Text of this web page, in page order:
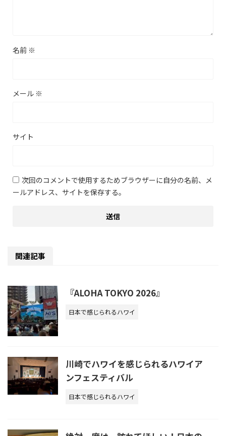
名前 ※
メール ※
サイト
次回のコメントで使用するためブラウザーに自分の名前、メ
ールアドレス、サイトを保存する。
関連記事
『ALOHA TOKYO 2026』
日本で感じられるハワイ
川崎でハワイを感じられるハワイア
ンフェスティバル
日本で感じられるハワイ